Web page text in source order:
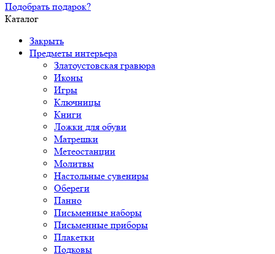
Подобрать подарок?
Каталог
Закрыть
Предметы интерьера
Златоустовская гравюра
Иконы
Игры
Ключницы
Книги
Ложки для обуви
Матрешки
Метеостанции
Молитвы
Настольные сувениры
Обереги
Панно
Письменные наборы
Письменные приборы
Плакетки
Подковы